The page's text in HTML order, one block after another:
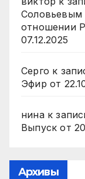
отношении
07.12.2025
Серго к
Эфир от
нинак
Выпуск от
Архивы